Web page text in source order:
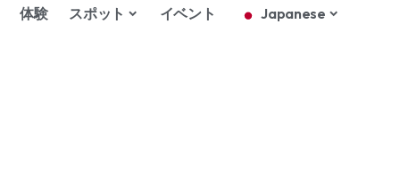
体験 スポット イベント Japanese